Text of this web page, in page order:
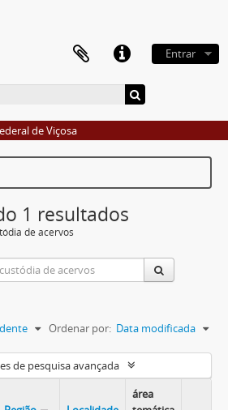
Entrar
de Viçosa
1 resultados
de acervos
Ordenar por: Data modificada
de pesquisa avançada
área